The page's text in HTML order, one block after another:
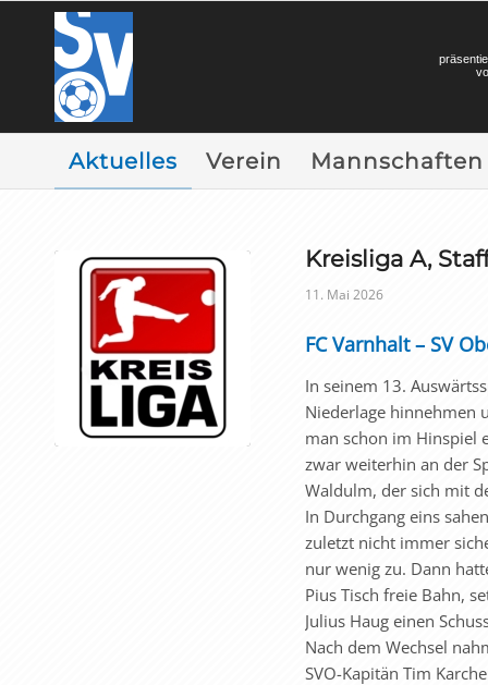
Aktuelles Verein Mannschaften
Kreisliga A,
11. Mai 2026
FC Varnhalt – SV
In seinem 13.
Niederlage hinnehmen
man schon im Hinspiel
zwar weiterhin an der
Waldulm, der sich mit
In Durchgang eins
zuletzt nicht immer
nur wenig zu. Dann
Pius Tisch freie Bahn,
Julius Haug einen
Nach dem Wechsel
SVO-Kapitän Tim